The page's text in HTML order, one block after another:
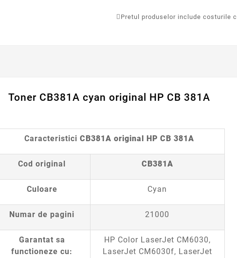
Pretul produselor include costurile
Toner CB381A cyan original HP CB 381A
Caracteristici CB381A original HP CB 381A
Cod original CB381A
Culoare Cyan
Numar de pagini 21000
Garantat sa
functioneze cu:
HP Color LaserJet CM6030,
LaserJet CM6030f, LaserJet